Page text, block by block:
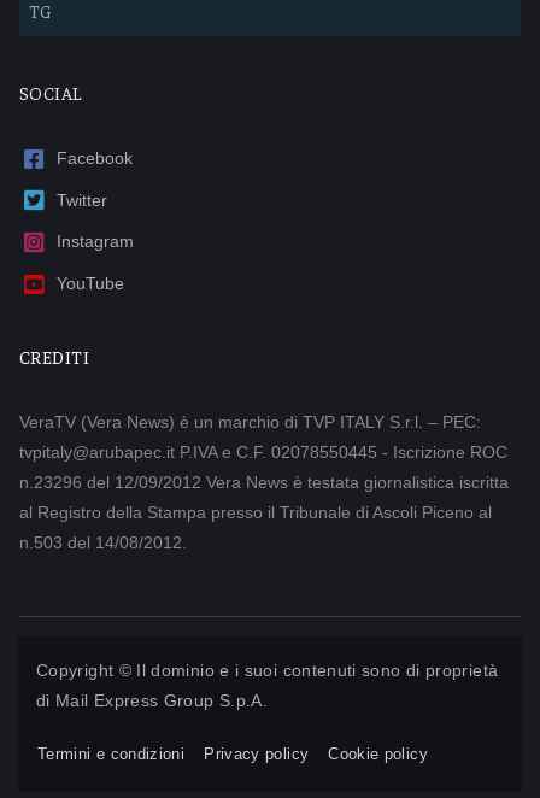
TG
SOCIAL
Facebook
Twitter
Instagram
YouTube
CREDITI
VeraTV (Vera News) è un marchio di TVP ITALY S.r.l. – PEC:
tvpitaly@arubapec.it P.IVA e C.F. 02078550445 - Iscrizione ROC
n.23296 del 12/09/2012 Vera News è testata giornalistica iscritta
al Registro della Stampa presso il Tribunale di Ascoli Piceno al
n.503 del 14/08/2012.
Copyright © Il dominio e i suoi contenuti sono di proprietà
di Mail Express Group S.p.A.
Termini e condizioni Privacy policy Cookie policy